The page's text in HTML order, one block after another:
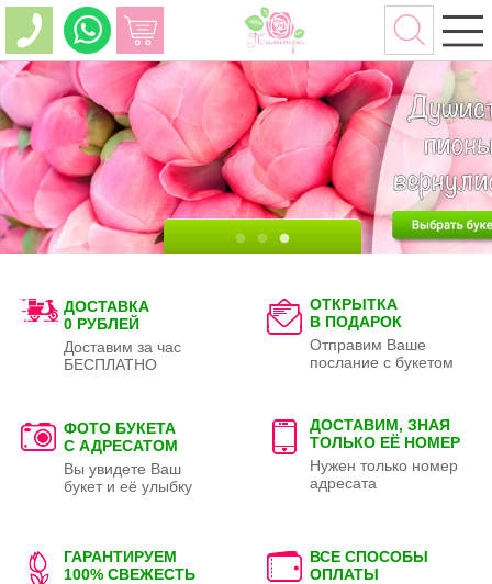
ДОСТАВКА
0 РУБЛЕЙ
Доставим за час
БЕСПЛАТНО
ОТКРЫТКА
В ПОДАРОК
Отправим Ваше
послание с букетом
ФОТО БУКЕТА
С АДРЕСАТОМ
Вы увидете Ваш
букет и её улыбку
ДОСТАВИМ, ЗНАЯ
ТОЛЬКО ЕЁ НОМЕР
Нужен только номер
адресата
ГАРАНТИРУЕМ
100% СВЕЖЕСТЬ
ВСЕ СПОСОБЫ
ОПЛАТЫ